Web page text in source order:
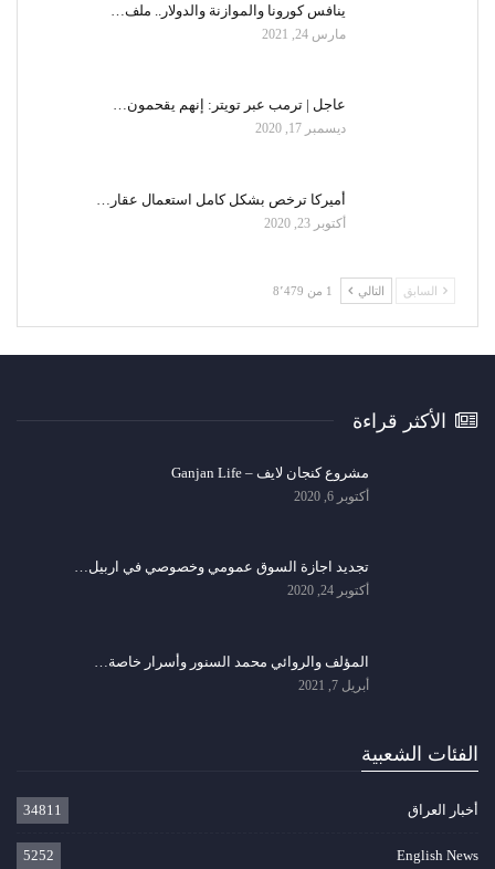
ينافس كورونا والموازنة والدولار.. ملف…
مارس 24, 2021
عاجل | ترمب عبر تويتر: إنهم يقحمون…
ديسمبر 17, 2020
أميركا ترخص بشكل كامل استعمال عقار…
أكتوبر 23, 2020
السابق التالي 1 من 8٬479
الأكثر قراءة
مشروع كنجان لايف – Ganjan Life
أكتوبر 6, 2020
تجديد اجازة السوق عمومي وخصوصي في اربيل…
أكتوبر 24, 2020
المؤلف والروائي محمد السنور وأسرار خاصة…
أبريل 7, 2021
الفئات الشعبية
أخبار العراق 34811
English News
5252